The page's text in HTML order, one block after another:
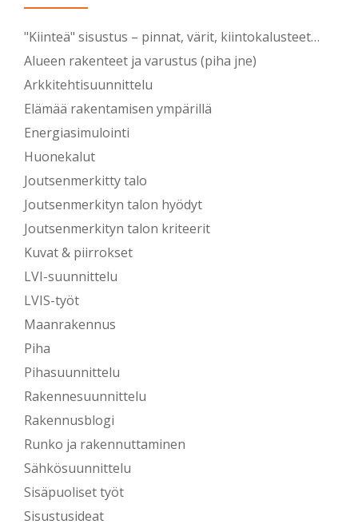
"Kiinteä" sisustus – pinnat, värit, kiintokalusteet…
Alueen rakenteet ja varustus (piha jne)
Arkkitehtisuunnittelu
Elämää rakentamisen ympärillä
Energiasimulointi
Huonekalut
Joutsenmerkitty talo
Joutsenmerkityn talon hyödyt
Joutsenmerkityn talon kriteerit
Kuvat & piirrokset
LVI-suunnittelu
LVIS-työt
Maanrakennus
Piha
Pihasuunnittelu
Rakennesuunnittelu
Rakennusblogi
Runko ja rakennuttaminen
Sähkösuunnittelu
Sisäpuoliset työt
Sisustusideat